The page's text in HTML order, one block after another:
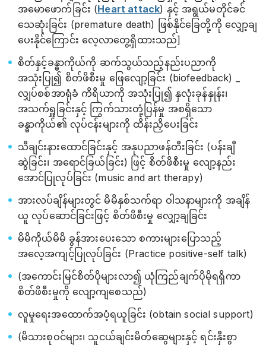
အမောဖောက်ခြင်း (Heart attack) နှင့် အရွယ်မတိုင်ခင်
သေဆုံးခြင်း (premature death) ဖြစ်နိုင်ခြေတို့ကို လျှော့ချ
ပေးနိုင်ကြောင်း လေ့လာတွေ့ရှိထားသည်]
စိတ်နှင့်ခန္ဓာကိုယ်ကို ဆက်သွယ်သည့်နည်းပညာကို
အသုံးပြု၍ စိတ်ဖိစီးမှု ဖြေလျော့ခြင်း (biofeedback) _
လျှပ်စစ်အာရုံခံ ကိရိယာကို အသုံးပြု၍ နှလုံးခုန်နှုန်း၊
အသက်ရှူခြင်းနှင့် ကြွက်သားတုံ့ပြန်မှု အစရှိသော
ခန္ဓာကိုယ်၏ လုပ်ငန်းများကို ထိန်းညှိပေးခြင်း
သီချင်းနားထောင်ခြင်းနှင့် အနုပညာဖန်တီးခြင်း (ပန်းချီ
ဆွဲခြင်း၊ အရောင်ခြယ်ခြင်း) ဖြင့် စိတ်ဖိစီးမှု လျော့နည်း
အောင်ပြုလုပ်ခြင်း (music and art therapy)
အားလပ်ချိန်များတွင် မိမိနှစ်သက်ရာ ဝါသနာများကို အချိန်
ယူ လုပ်ဆောင်ခြင်းဖြင့် စိတ်ဖိစီးမှု လျှော့ချခြင်း
မိမိကိုယ်မိမိ ခွန်အားပေးသော စကားများပြောသည့်
အလေ့အကျင့်ပြုလုပ်ခြင်း (Practice positive-self talk)
(အကောင်းမြင်စိတ်ပိုများလာ၍ ယုံကြည်ချက်ပိုမိုရရှိကာ
စိတ်ဖိစီးမှုကို လျော့ကျစေသည်)
လူမှုရေးအထောက်အပံ့ရယူခြင်း (obtain social support)
(မိသားစုဝင်များ၊ သူငယ်ချင်းမိတ်ဆွေများနှင့် ရင်းနှီးစွာ